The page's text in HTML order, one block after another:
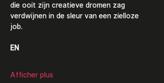
die ooit zijn creatieve dromen zag
verdwijnen in de sleur van een zielloze
job.
EN
Afficher plus